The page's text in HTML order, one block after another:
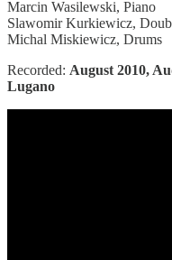
Marcin Wasilewski, Piano
Slawomir Kurkiewicz,
Michal Miskiewicz, Drums
Recorded: August 2010,
Lugano